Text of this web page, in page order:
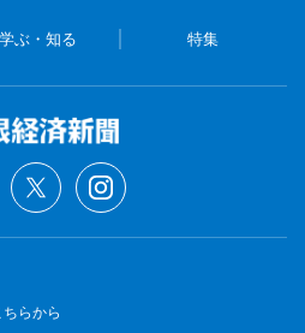
学ぶ・知る 特集
らから